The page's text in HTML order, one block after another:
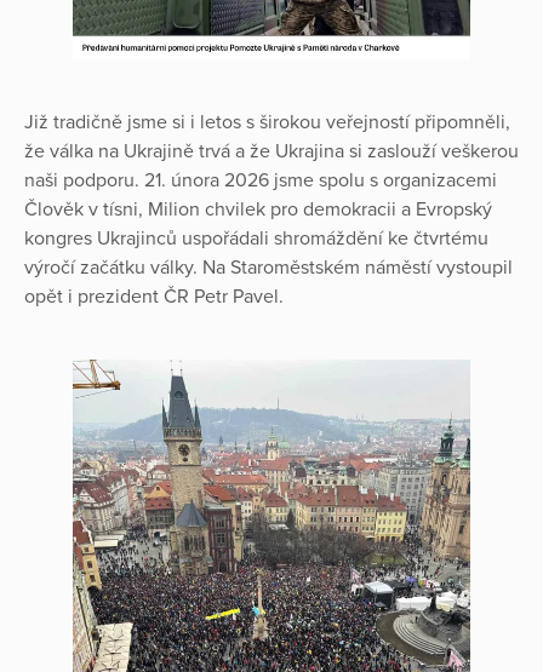
Již tradičně jsme si i letos s širokou veřejností připomněli,
že válka na Ukrajině trvá a že Ukrajina si zaslouží veškerou
naši podporu. 21. února 2026 jsme spolu s organizacemi
Člověk v tísni, Milion chvilek pro demokracii a Evropský
kongres Ukrajinců uspořádali shromáždění ke čtvrtému
výročí začátku války. Na Staroměstském náměstí vystoupil
opět i prezident ČR Petr Pavel.